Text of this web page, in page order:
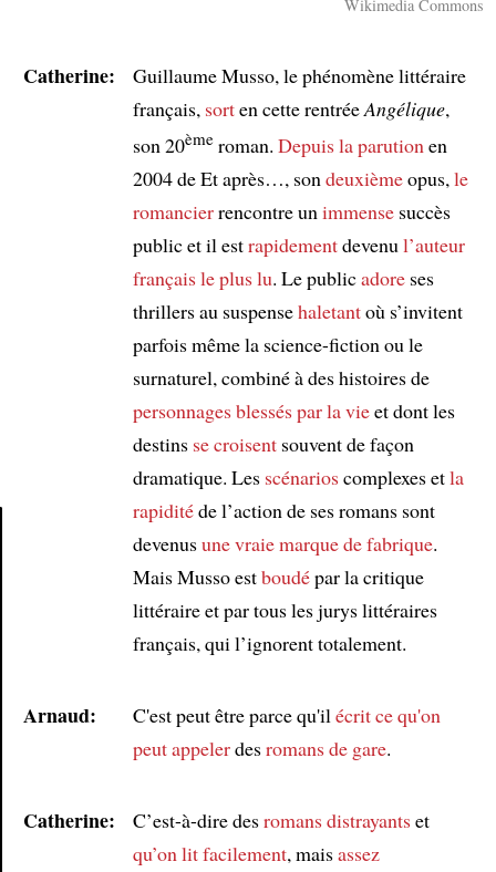
Wikimedia Commons
Catherine:
Guillaume Musso, le phénomène littéraire
français, sorten cette rentréeAngélique,
son 20èmeroman. Depuis la parutionen
2004 de Et après…, sondeuxièmeopus,le
romancierrencontre unimmensesuccès
public et il estrapidementdevenul’auteur
français le plus lu. Le publicadoreses
thrillers au suspensehaletantoù s’invitent
parfois même la science-fiction ou le
surnaturel, combiné à des histoires de
personnagesblessés par la vieet dont les
destins se croisentsouvent de façon
dramatique. Les scénarioscomplexes etla
rapiditéde l’action de ses romans sont
devenusune vraie marque de fabrique.
Mais Musso estboudépar la critique
littéraire et par tous les jurys littéraires
français, qui l’ignorent totalement.
Arnaud: C'est peut être parce qu'ilécritce qu'on
peut appelerdesromans de gare.
Catherine: C’est-à-dire desromans distrayantset
qu’on lit facilement, maisassez